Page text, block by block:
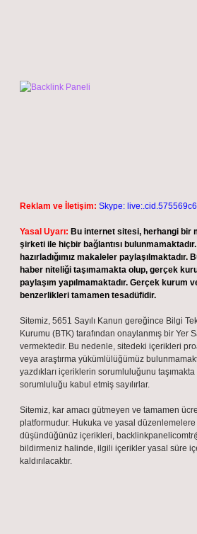
Reklam ve İletişim: Skype:
Yasal Uyarı: Bu internet sitesi, herhangi bir
şirketi ile hiçbir bağlantısı
hazırladığımız makaleler
haber niteliği taşımamakta olup, gerçek
paylaşım yapılmamaktadır. Gerçek kurum
benzerlikleri tamamen tesadüfidir.
Sitemiz, 5651 Sayılı Kanun gereğince Bilgi
Kurumu (BTK) tarafından onaylanmış bir Yer
vermektedir. Bu nedenle, sitedeki içerikleri
veya araştırma yükümlülüğümüz
yazdıkları içeriklerin sorumluluğunu
sorumluluğu kabul etmiş sayılırlar.
Sitemiz, kar amacı gütmeyen ve tamamen
platformudur. Hukuka ve yasal düzenlemelere
düşündüğünüz içerikleri,
bildirmeniz halinde, ilgili içerikler yasal süre
kaldırılacaktır.